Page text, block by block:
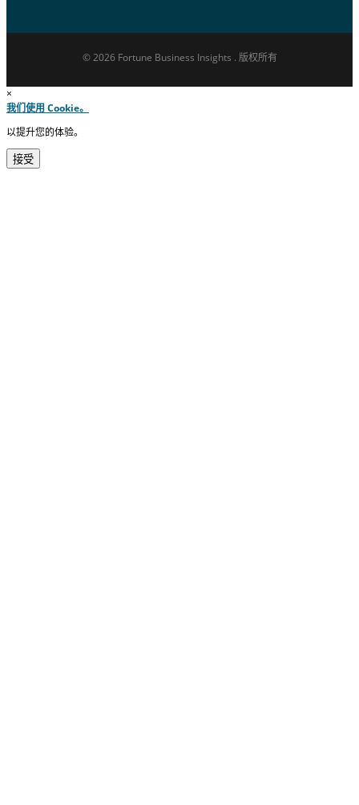
© 2026 Fortune Business Insights . 版权所有
×
我们使用 Cookie。
以提升您的体验。
接受